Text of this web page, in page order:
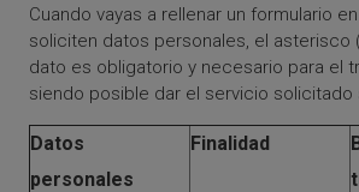
Cuando vayas a rellenar un formulario
soliciten datos personales, el asterisco
dato es obligatorio y necesario para el
siendo posible dar el servicio solicitado
Datos
personales
Finalidad